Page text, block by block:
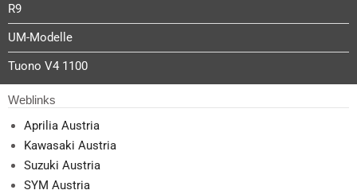
R9
UM-Modelle
Tuono V4 1100
Weblinks
Aprilia Austria
Kawasaki Austria
Suzuki Austria
SYM Austria